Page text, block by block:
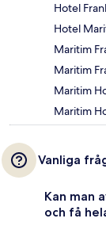
Hotel
Hotel
Maritim
Maritim
Maritim
Maritim
Vanliga
Kan man
och få